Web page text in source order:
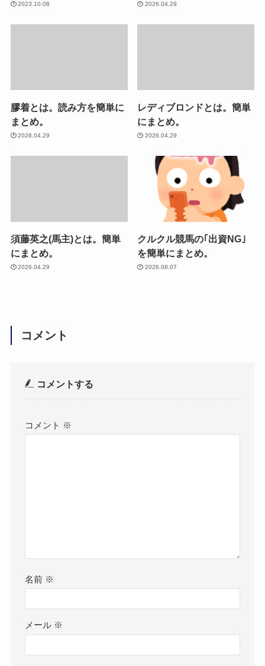
2023.10.08 2026.04.29
膠着とは。読み方を簡単に
まとめ。
2026.04.29
レディブロンドとは。簡単
にまとめ。
2026.04.29
須藤英之(馬主)とは。簡単
にまとめ。
2026.04.29
クルクル競馬の｢出資NG｣
を簡単にまとめ。
2026.08.07
コメント
コメントする
コメント ※
名前 ※
メール ※